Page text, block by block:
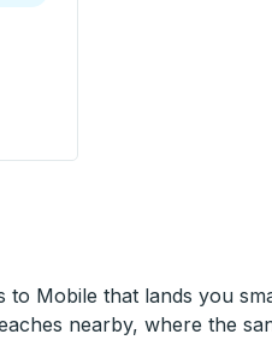
Mobile that lands you
nearby, where the